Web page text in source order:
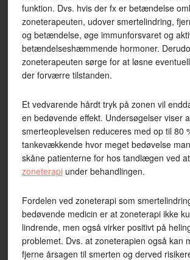
funktion. Dvs. hvis der fx er betændelse
zoneterapeuten, udover smertelindring,
og betændelse, øge immunforsvaret og
betændelseshæmmende hormoner.
zoneterapeuten sørge for at løsne
der forværre tilstanden.
Et vedvarende hårdt tryk på zonen vil
en bedøvende effekt. Undersøgelser viser
smerteoplevelsen reduceres med op til 80
tankevækkende hvor meget bedøvelse
skåne patienterne for hos tandlægen ved
zoneterapiunder behandlingen.
Fordelen ved zoneterapi som
bedøvende medicin er at zoneterapi ikke
lindrende, men også virker positivt på
problemet. Dvs. at zoneterapien også kan
fjerne årsagen til smerten og derved